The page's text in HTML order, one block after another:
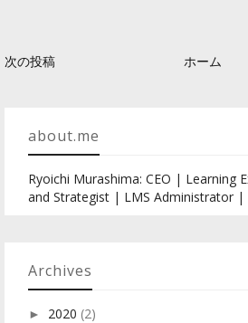
次の投稿 ホーム
about.me
Ryoichi Murashima: CEO | Learning
and Strategist | LMS Administrator |
Archives
► 2020 (2)